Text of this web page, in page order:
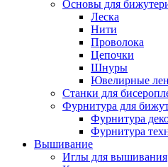
Основы для
Леска
Нити
Проволока
Цепочки
Шнуры
Ювелирные
Станки для
Фурнитура для
Фурнитура
Фурнитура
Вышивание
Иглы для вышивания